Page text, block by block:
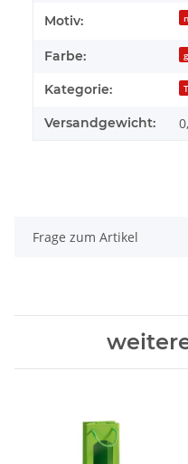
Motiv:
Farbe:
Kategorie:
Versandgewicht:
Frage zum Artikel